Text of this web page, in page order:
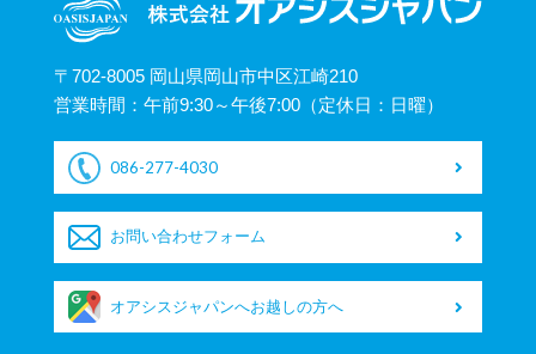
〒702-8005 岡山県岡山市中区江崎210
営業時間：午前9:30～午後7:00（定休日：日曜）
086-277-4030
お問い合わせフォーム
オアシスジャパンへお越しの方へ